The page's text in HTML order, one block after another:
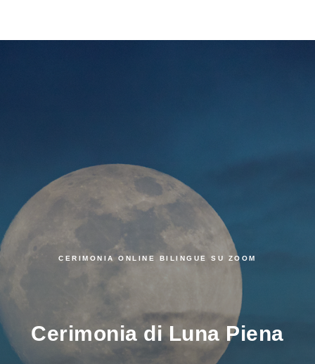
CERIMONIA ONLINE BILINGUE SU ZOOM
Cerimonia di Luna Piena